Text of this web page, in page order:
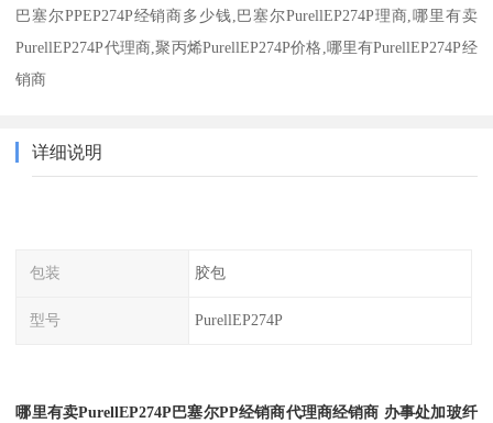
巴塞尔PPEP274P经销商多少钱,巴塞尔PurellEP274P理商,哪里有卖
PurellEP274P代理商,聚丙烯PurellEP274P价格,哪里有PurellEP274P经
销商
详细说明
包装 胶包
型号 PurellEP274P
哪里有卖PurellEP274P 巴塞尔PP经销商代理商经销商 办事处加玻纤